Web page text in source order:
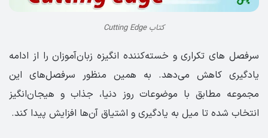
کتاب Cutting Edge
سرفصل های تکراری و خسته‌کننده انگیزه زبان‌آموزان را از ادامه
یادگیری کاهش می‌دهد. به همین منظور سرفصل‌های این
مجموعه مطابق با موضوعات روز دنیا، جذاب و هیجان‌انگیز
انتخاب شده تا میل به یادگیری و اشتیاق آن‌ها افزایش پیدا کند.